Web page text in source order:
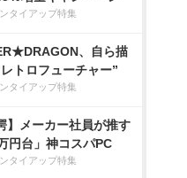
タイアップ特集
、自ら描
トロフューチャー”
タイアップ特集
】メーカー社員が推す
円台」神コスパPC
タイアップ特集